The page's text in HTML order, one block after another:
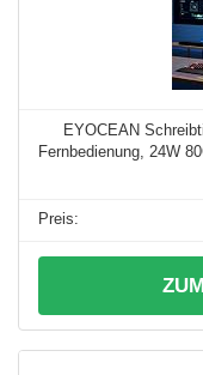
EYOCEAN
Fernbedienung, 24W